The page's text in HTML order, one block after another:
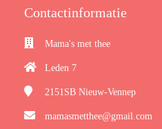
Contactinformatie
Mama's met thee
Leden 7
2151SB Nieuw-Vennep
mamasmetthee@gmail.com